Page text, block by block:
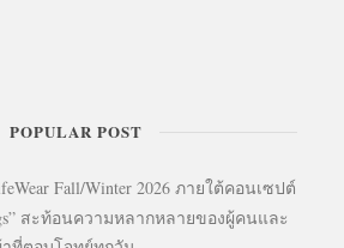
POPULAR POST
Fall/Winter 2026 ภายใต้คอนเซปต์
สะท้อนความหลากหลายของผู้คนและ